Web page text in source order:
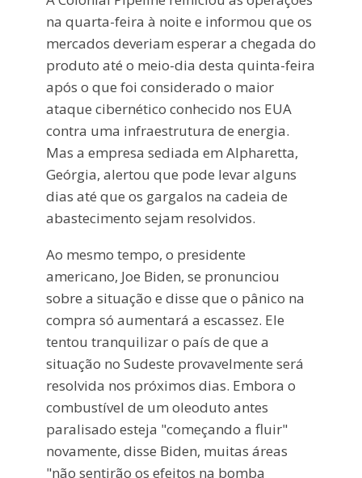
na quarta-feira à noite e informou que os
mercados deveriam esperar a chegada do
produto até o meio-dia desta quinta-feira
após o que foi considerado o maior
ataque cibernético conhecido nos EUA
contra uma infraestrutura de energia.
Mas a empresa sediada em Alpharetta,
Geórgia, alertou que pode levar alguns
dias até que os gargalos na cadeia de
abastecimento sejam resolvidos.
Ao mesmo tempo, o presidente
americano, Joe Biden, se pronunciou
sobre a situação e disse que o pânico na
compra só aumentará a escassez. Ele
tentou tranquilizar o país de que a
situação no Sudeste provavelmente será
resolvida nos próximos dias. Embora o
combustível de um oleoduto antes
paralisado esteja "começando a fluir"
novamente, disse Biden, muitas áreas
"não sentirão os efeitos na bomba